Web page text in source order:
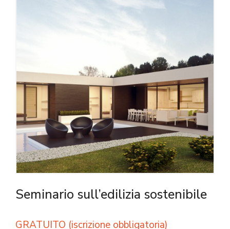
Seminario sull’edilizia sostenibile
GRATUITO (iscrizione obbligatoria)